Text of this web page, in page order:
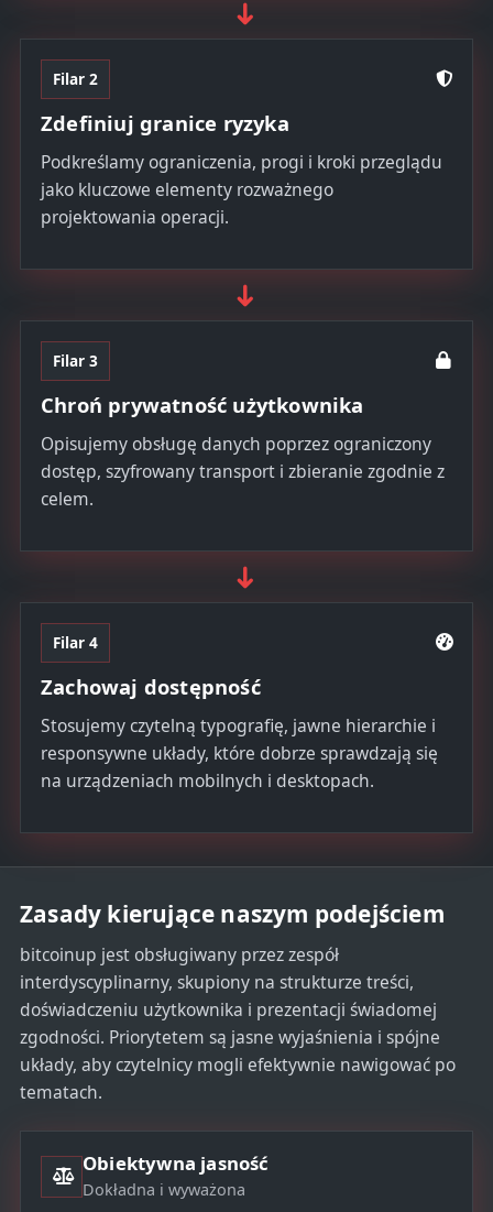
➜
Filar 2
Zdefiniuj granice ryzyka
Podkreślamy ograniczenia, progi i kroki przeglądu
jako kluczowe elementy rozważnego
projektowania operacji.
➜
Filar 3
Chroń prywatność użytkownika
Opisujemy obsługę danych poprzez ograniczony
dostęp, szyfrowany transport i zbieranie zgodnie z
celem.
➜
Filar 4
Zachowaj dostępność
Stosujemy czytelną typografię, jawne hierarchie i
responsywne układy, które dobrze sprawdzają się
na urządzeniach mobilnych i desktopach.
Zasady kierujące naszym podejściem
bitcoinup jest obsługiwany przez zespół
interdyscyplinarny, skupiony na strukturze treści,
doświadczeniu użytkownika i prezentacji świadomej
zgodności. Priorytetem są jasne wyjaśnienia i spójne
układy, aby czytelnicy mogli efektywnie nawigować po
tematach.
Obiektywna jasność
Dokładna i wyważona